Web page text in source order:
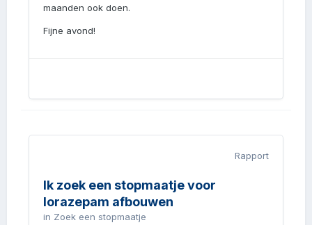
maanden ook doen.
Fijne avond!
Rapport
Ik zoek een stopmaatje voor
lorazepam afbouwen
in Zoek een stopmaatje